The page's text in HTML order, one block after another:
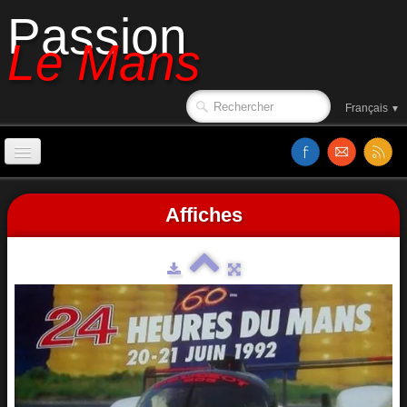
Passion
Le Mans
Français ▼
Accueil
Affiches
Classements
Vidéos
Site web
Affiches